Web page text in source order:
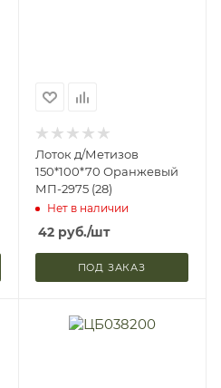
Лоток д/Метизов
150*100*70 Оранжевый
МП-2975 (28)
Нет в наличии
42руб./шт
ПОД ЗАКАЗ